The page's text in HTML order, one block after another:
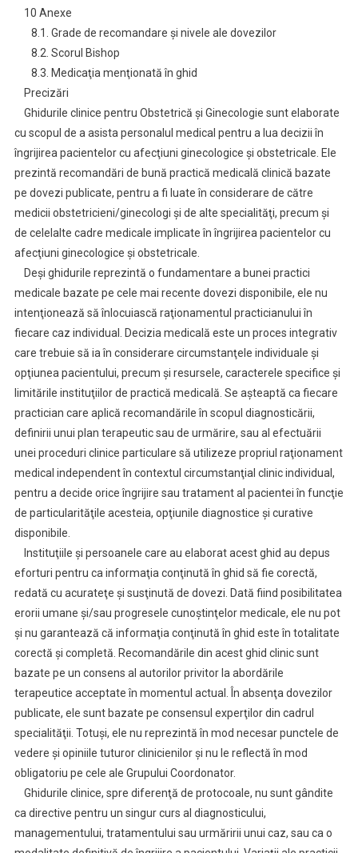
10 Anexe
8.1. Grade de recomandare şi nivele ale dovezilor
8.2. Scorul Bishop
8.3. Medicaţia menţionată în ghid
Precizări
Ghidurile clinice pentru Obstetrică şi Ginecologie sunt elaborate
cu scopul de a asista personalul medical pentru a lua decizii în
îngrijirea pacientelor cu afecţiuni ginecologice şi obstetricale. Ele
prezintă recomandări de bună practică medicală clinică bazate
pe dovezi publicate, pentru a fi luate în considerare de către
medicii obstetricieni/ginecologi şi de alte specialităţi, precum şi
de celelalte cadre medicale implicate în îngrijirea pacientelor cu
afecţiuni ginecologice şi obstetricale.
Deşi ghidurile reprezintă o fundamentare a bunei practici
medicale bazate pe cele mai recente dovezi disponibile, ele nu
intenţionează să înlocuiască raţionamentul practicianului în
fiecare caz individual. Decizia medicală este un proces integrativ
care trebuie să ia în considerare circumstanţele individuale şi
opţiunea pacientului, precum şi resursele, caracterele specifice şi
limitările instituţiilor de practică medicală. Se aşteaptă ca fiecare
practician care aplică recomandările în scopul diagnosticării,
definirii unui plan terapeutic sau de urmărire, sau al efectuării
unei proceduri clinice particulare să utilizeze propriul raţionament
medical independent în contextul circumstanţial clinic individual,
pentru a decide orice îngrijire sau tratament al pacientei în funcţie
de particularităţile acesteia, opţiunile diagnostice şi curative
disponibile.
Instituţiile şi persoanele care au elaborat acest ghid au depus
eforturi pentru ca informaţia conţinută în ghid să fie corectă,
redată cu acurateţe şi susţinută de dovezi. Dată fiind posibilitatea
erorii umane şi/sau progresele cunoştinţelor medicale, ele nu pot
şi nu garantează că informaţia conţinută în ghid este în totalitate
corectă şi completă. Recomandările din acest ghid clinic sunt
bazate pe un consens al autorilor privitor la abordările
terapeutice acceptate în momentul actual. În absenţa dovezilor
publicate, ele sunt bazate pe consensul experţilor din cadrul
specialităţii. Totuşi, ele nu reprezintă în mod necesar punctele de
vedere şi opiniile tuturor clinicienilor şi nu le reflectă în mod
obligatoriu pe cele ale Grupului Coordonator.
Ghidurile clinice, spre diferenţă de protocoale, nu sunt gândite
ca directive pentru un singur curs al diagnosticului,
managementului, tratamentului sau urmăririi unui caz, sau ca o